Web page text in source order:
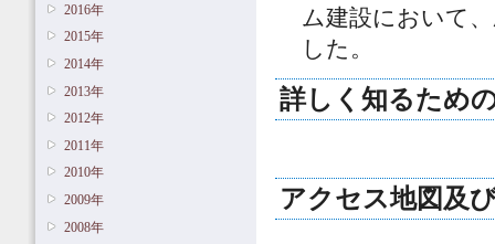
2016年
2015年
2014年
2013年
2012年
2011年
2010年
2009年
2008年
ム建設において
した。
詳しく知るため
アクセス地図及